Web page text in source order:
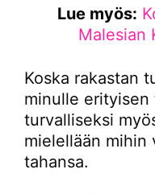
Lue myös:
Malesian
Koska rakastan
minulle
turvalliseksi
mielellään mihin
tahansa.